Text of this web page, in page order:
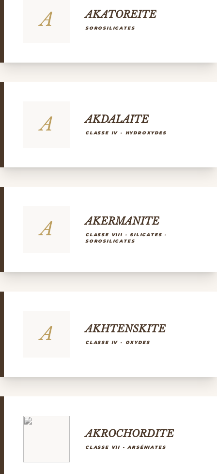
A AKATOREITE
SOROSILICATES
A AKDALAITE
CLASSE IV - HYDROXYDES
A AKERMANITE
CLASSE VIII - SILICATES -
SOROSILICATES
A AKHTENSKITE
CLASSE IV - OXYDES
AKROCHORDITE
CLASSE VII - ARSÉNIATES